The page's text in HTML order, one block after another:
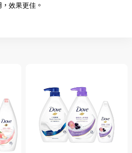
效果更佳。